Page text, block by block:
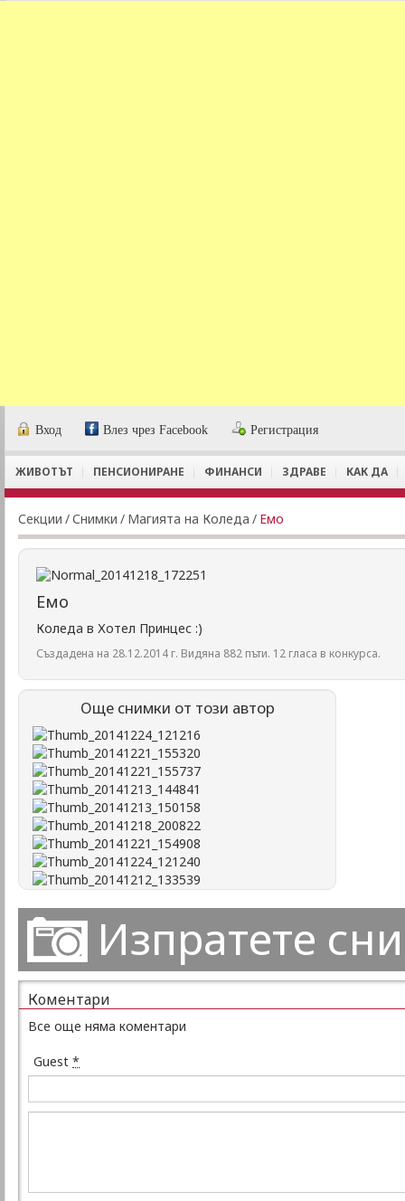
Вход Влез чрез Facebook Регистрация
ЖИВОТЪТ ПЕНСИОНИРАНЕ ФИНАНСИ ЗДРАВЕ КАК ДА
Секции /Снимки / Магията на Коледа / Емо
Емо
Коледа в Хотел Принцес :)
Създадена на 28.12.2014 г. Видяна 882 пъти. 12 гласа в конкурса.
Още снимки от този автор
Изпратете
Коментари
Все още няма коментари
Guest *